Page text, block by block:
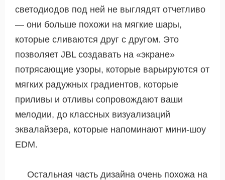
светодиодов под ней не выглядят отчетливо
— они больше похожи на мягкие шары,
которые сливаются друг с другом. Это
позволяет JBL создавать на «экране»
потрясающие узоры, которые варьируются от
мягких радужных градиентов, которые
приливы и отливы сопровождают ваши
мелодии, до классных визуализаций
эквалайзера, которые напоминают мини-шоу
EDM.
Остальная часть дизайна очень похожа на